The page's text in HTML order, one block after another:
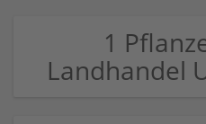
1
Landhandel